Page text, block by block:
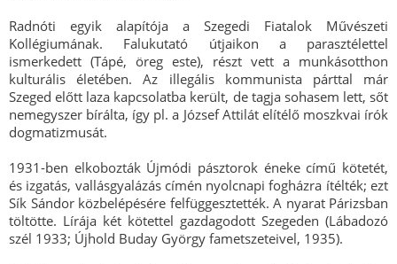
Radnóti egyik alapítója a Szegedi Fiatalok Művészeti
Kollégiumának. Falukutató útjaikon a parasztélettel
ismerkedett (Tápé, öreg este), részt vett a munkásotthon
kulturális életében. Az illegális kommunista párttal már
Szeged előtt laza kapcsolatba került, de tagja sohasem lett, sőt
nemegyszer bírálta, így pl. a József Attilát elítélő moszkvai írók
dogmatizmusát.
1931-ben elkobozták Újmódi pásztorok éneke című kötetét,
és izgatás, vallásgyalázás címén nyolcnapi fogházra ítélték; ezt
Sík Sándor közbelépésére felfüggesztették. A nyarat Párizsban
töltötte. Lírája két kötettel gazdagodott Szegeden (Lábadozó
szél 1933; Újhold Buday György fametszeteivel, 1935).